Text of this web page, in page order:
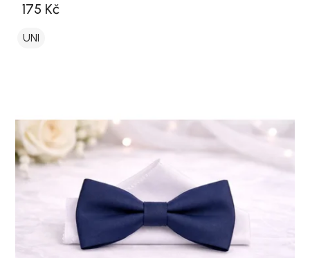
175 Kč
UNI